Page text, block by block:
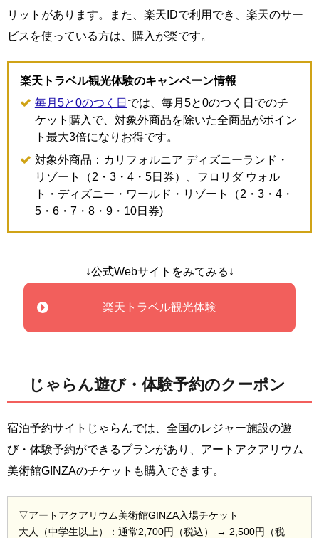
リットがあります。また、楽天IDで利用でき、楽天のサー
ビスを使っている方は、購入が楽です。
楽天トラベル観光体験のキャンペーン情報
毎月5と0のつく日 では、毎月5と0のつく日でのチ
ケット購入で、対象外商品を除いた全商品がポイン
ト最大3倍になりお得です。
対象外商品：カリフォルニア ディズニーランド・
リゾート（2・3・4・5日券）、フロリダ ウォル
ト・ディズニー・ワールド・リゾート（2・3・4・
5・6・7・8・9・10日券)
↓公式Webサイトをみてみる↓
楽天トラベル観光体験
じゃらん遊び・体験予約のクーポン
宿泊予約サイトじゃらんでは、全国のレジャー施設の遊
び・体験予約ができるプランがあり、アートアクアリウム
美術館GINZAのチケットも購入できます。
▽アートアクアリウム美術館GINZA入場チケット
大人（中学生以上）：通常2,700円（税込） → 2,500円（税